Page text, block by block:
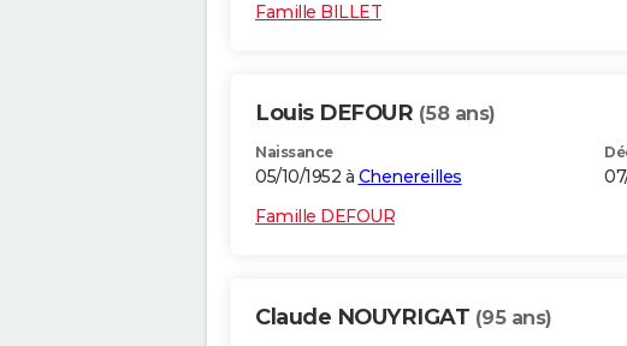
Famille BILLET
Louis DEFOUR (58 ans)
Naissance
05/10/1952 à Chenereilles
Famille DEFOUR
Claude NOUYRIGAT (95 ans)